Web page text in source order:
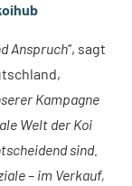
Anspruch“, sagt
Kampagne
Welt der Koi
sind.
– im Verkauf,